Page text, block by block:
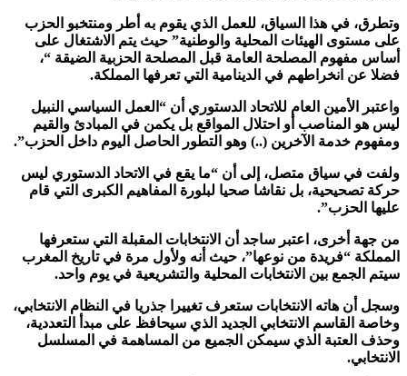
وتطرق، في هذا السياق، للعمل الذي يقوم به أطر ومنتخبو الحزب
على مستوى الهيئات المحلية والوطنية” حيث يتم الاشتغال على
أساس مفهوم المصلحة العامة قبل المصلحة الحزبية الضيقة “،
فضلا عن انخراطهم في الدينامية التي تعرفها المملكة.
واعتبر الأمين العام للاتحاد الدستوري أن “العمل السياسي النبيل
ليس هو المناصب أو احتلال المواقع بل يكمن في المبادئ والقيم
ومفهوم خدمة الآخرين (..) وهو التطور الحاصل اليوم داخل الحزب”.
ولفت في سياق متصل، إلى أن “ما يقع في الاتحاد الدستوري ليس
حركة تصحيحية، بل نقاشا صحيا لبلورة المفاهيم الكبرى التي قام
عليها الحزب”.
من جهة أخرى، اعتبر ساجد أن الانتخابات المقبلة التي ستعرفها
المملكة “فريدة من نوعها”، حيث أنه ولأول مرة في تاريخ المغرب
سيتم الجمع بين الانتخابات المحلية والتشريعية في يوم واحد.
وسجل أن هاته الانتخابات ستعرف تغييرا جذريا في النظام الانتخابي،
وخاصة القاسم الانتخابي الجديد الذي سيحافظ على مبدأ التعددية،
وحذف العتبة الذي سيمكن الجميع من المساهمة في المسلسل
الانتخابي.